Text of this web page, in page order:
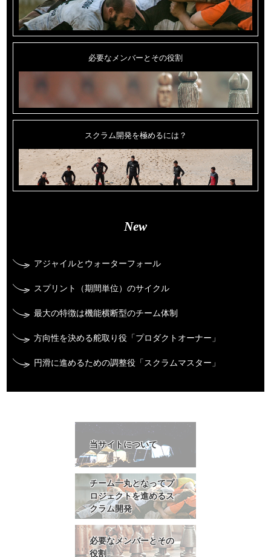
必要なメンバーとその役割
スクラム開発を極めるには？
New
アジャイルとウォーターフォール
スプリント（期間単位）のサイクル
最大の特徴は機能横断型のチーム体制
方向性を決める舵取り役「プロダクトオーナー」
円滑に進めるための調整役「スクラムマスター」
当サイトについて
チーム一丸となってプ
ロジェクトを進めるス
クラム開発
必要なメンバーとその
役割